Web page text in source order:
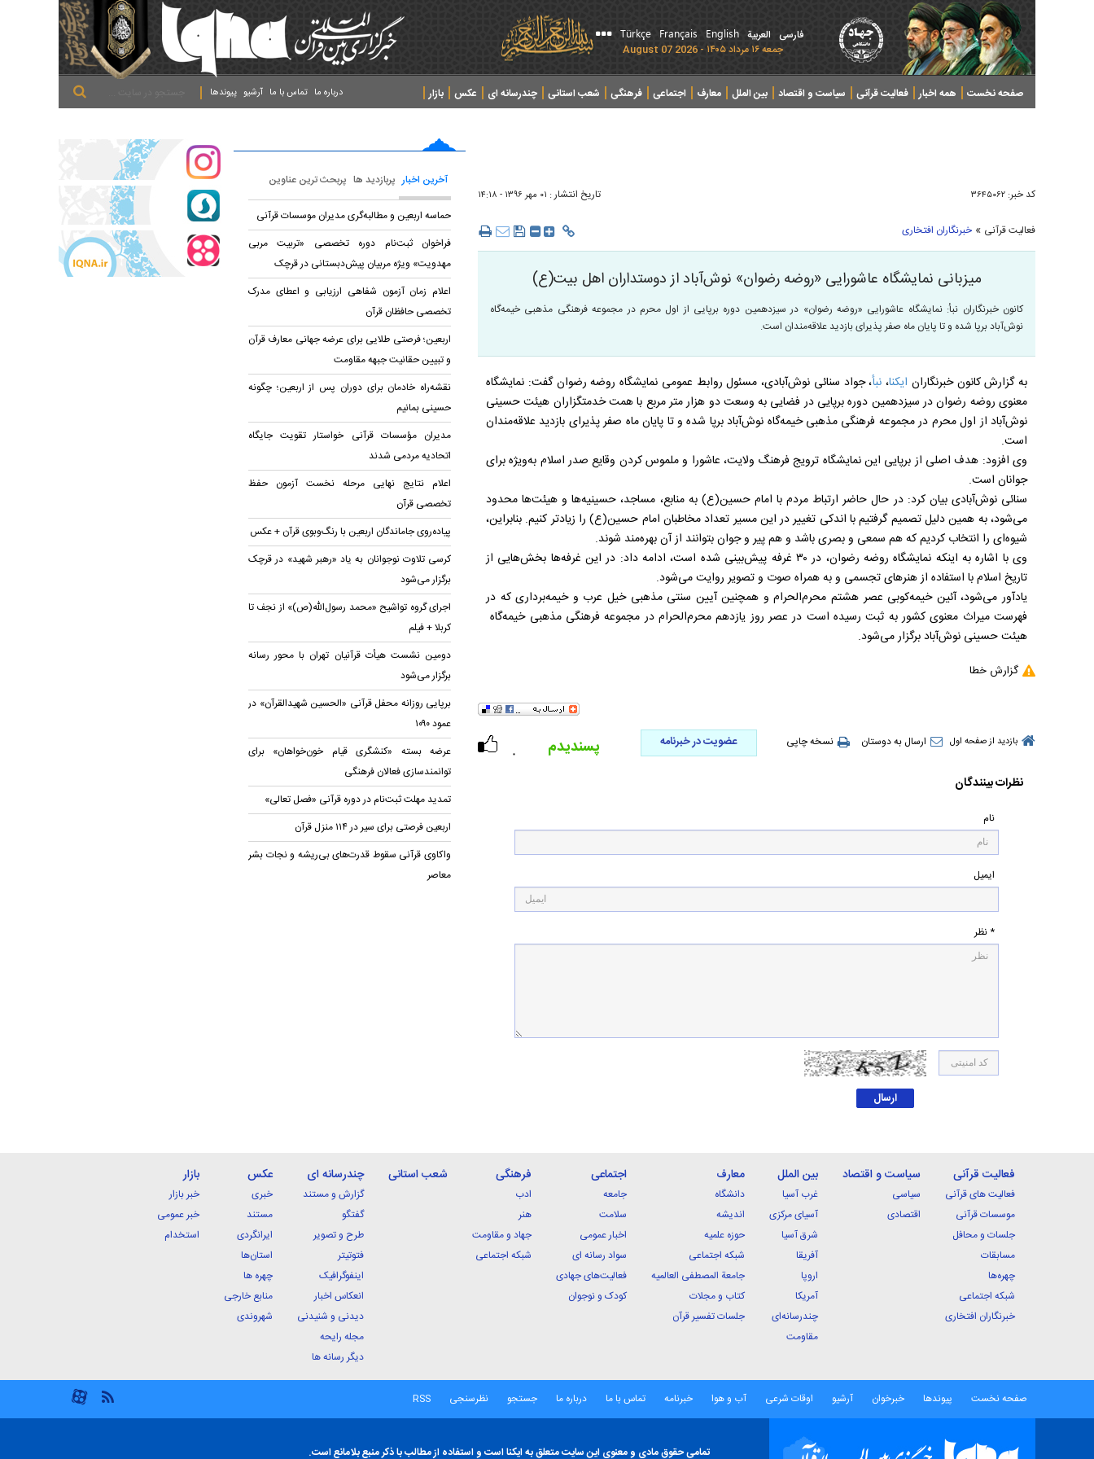
فارسی العربیة English
Français
Türkçe
جمعه ۱۶ مرداد ۱۴۰۵ - 2026 August 07
صفحه نخست همه اخبار فعالیت قرآنی سیاست و اقتصاد بین الملل معارف اجتماعی فرهنگی شعب استانی چندرسانه ای عکس
بازار
پیوندها آرشیو تماس با ما درباره ما
کد خبر: ۳۶۴۵۰۶۲ تاریخ انتشار : ۰۱ مهر ۱۳۹۶ - ۱۴:۱۸
فعالیت قرآنی » خبرنگاران افتخاری
میزبانی نمایشگاه عاشورایی «روضه رضوان» نوش‌آباد از دوستداران اهل بیت(ع)
کانون خبرنگاران نبأ: نمایشگاه عاشورایی «روضه رضوان» در سیزدهمین دوره برپایی از اول محرم در مجموعه فرهنگی مذهبی خیمه‌گاه
نوش‌آباد برپا شده و تا پایان ماه صفر پذیرای بازدید علاقه‌مندان است.
به گزارش کانون خبرنگاران ایکنا، نبأ، جواد سنائی نوش‌آبادی، مسئول روابط عمومی نمایشگاه روضه رضوان گفت: نمایشگاه
معنوی روضه رضوان در سیزدهمین دوره برپایی در فضایی به وسعت دو هزار متر مربع با همت خدمتگزاران هیئت حسینی
نوش‌آباد از اول محرم در مجموعه فرهنگی مذهبی خیمه‌گاه نوش‌آباد برپا شده و تا پایان ماه صفر پذیرای بازدید علاقه‌مندان
است.
وی افزود: هدف اصلی از برپایی این نمایشگاه ترویج فرهنگ ولایت، عاشورا و ملموس کردن وقایع صدر اسلام به‌ویژه برای
جوانان است.
سنائی نوش‌آبادی بیان کرد: در حال حاضر ارتباط مردم با امام حسین(ع) به منابع، مساجد، حسینیه‌ها و هیئت‌ها محدود
می‌شود، به همین دلیل تصمیم گرفتیم با اندکی تغییر در این مسیر تعداد مخاطبان امام حسین(ع) را زیادتر کنیم. بنابراین،
شیوه‌ای را انتخاب کردیم که هم سمعی و بصری باشد و هم پیر و جوان بتوانند از آن بهره‌مند شوند.
وی با اشاره به اینکه نمایشگاه روضه رضوان، در ۳۰ غرفه پیش‌بینی شده است، ادامه داد: در این غرفه‌ها بخش‌هایی از
تاریخ اسلام با استفاده از هنرهای تجسمی و به همراه صوت و تصویر روایت می‌شود.
یادآور می‌شود، آئین خیمه‌کوبی عصر هشتم محرم‌الحرام و همچنین آیین سنتی مذهبی خیل عرب و خيمه‌برداری که در
فهرست میراث معنوی کشور به ثبت‌ رسیده‌ است در عصر روز یازدهم محرم‌الحرام در مجموعه فرهنگی مذهبی خیمه‌گاه
هیئت حسینی نوش‌آباد برگزار می‌شود.
گزارش خطا
بازدید از صفحه اول ارسال به دوستان نسخه چاپی عضویت در خبرنامه
۰ پسندیدم
نظرات بینندگان
نام
ایمیل
* نظر
آخرین اخبار پربازدید ها پربحث ترین عناوین
حماسه اربعین و مطالبه‌گری مدیران موسسات قرآنی
فراخوان ثبت‌نام دوره تخصصی «تربیت مربی
مهدویت» ویژه مربیان پیش‌دبستانی در قرچک
اعلام زمان آزمون شفاهی ارزیابی و اعطای مدرک
تخصصی حافظان قرآن
اربعین؛ فرصتی طلایی برای عرضه جهانی معارف قرآن
و تبیین حقانیت جبهه مقاومت
نقشه‌راه خادمان برای دوران پس از اربعین؛ چگونه
حسینی بمانیم
مدیران مؤسسات قرآنی خواستار تقویت جایگاه
اتحادیه‌ مردمی شدند
اعلام نتایج نهایی مرحله نخست آزمون حفظ
تخصصی قرآن
پیاده‌روی جاماندگان اربعین با رنگ‌وبوی قرآن + عکس
کرسی تلاوت نوجوانان به یاد «رهبر شهید» در قرچک
برگزار می‌شود
اجرای گروه تواشیح «محمد رسول‌الله(ص)» از نجف تا
کربلا + فیلم
دومین نشست هیأت قرآنیان تهران با محور رسانه
برگزار می‌شود
برپایی روزانه محفل قرآنی «الحسین شهیدالقرآن» در
عمود ۱۰۹۰
عرضه بسته «کنشگری قیام خون‌خواهان» برای
توانمندسازی فعالان فرهنگی
تمدید مهلت ثبت‌نام در دوره قرآنی «فصل تعالی»
اربعین فرصتی برای سیر در ۱۱۴ منزل قرآن
واکاوی قرآنی سقوط قدرت‌های بی‌ریشه و نجات بشر
معاصر
فعالیت قرآنی
فعالیت های قرآنی
موسسات قرآنی
جلسات و محافل
مسابقات
چهره‌ها
شبکه اجتماعی
خبرنگاران افتخاری
سیاست و اقتصاد
سیاسی
اقتصادی
بین الملل
غرب آسیا
آسیای مرکزی
شرق آسیا
آفریقا
اروپا
آمریکا
چندرسانه‌ای
مقاومت
معارف
دانشگاه
اندیشه
حوزه علمیه
شبکه اجتماعی
جامعة المصطفی العالمیه
کتاب و مجلات
جلسات تفسیر قرآن
اجتماعی
جامعه
سلامت
اخبار عمومی
سواد رسانه ای
فعالیت‌های جهادی
کودک و نوجوان
فرهنگی
ادب
هنر
جهاد و مقاومت
شبکه اجتماعی
شعب استانی چندرسانه ای
گزارش و مستند
گفتگو
طرح و تصویر
فتوتیتر
اینفوگرافیک
انعکاس اخبار
دیدنی و شنیدنی
مجله رایحه
دیگر رسانه ها
عکس
خبری
مستند
ایرانگردی
استان‌ها
چهره ها
منابع خارجی
شهروندی
بازار
خبر بازار
خبر عمومی
استخدام
صفحه نخست پیوندها خبرخوان آرشیو اوقات شرعی آب و هوا خبرنامه تماس با ما درباره ما جستجو نظرسنجی RSS
تمامی حقوق مادی و معنوی این سایت متعلق به ایکنا است و استفاده از مطالب با ذکر منبع بلامانع است.